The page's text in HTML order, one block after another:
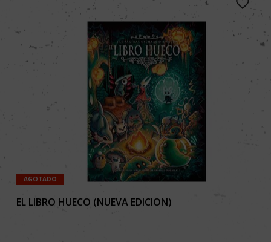
AGOTADO
EL LIBRO HUECO (NUEVA EDICION)